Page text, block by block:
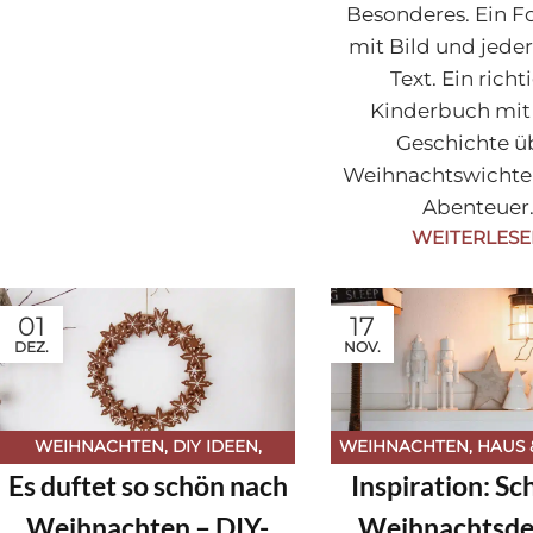
Besonderes. Ein
mit Bild und
Text. Ein
Kinderbuch
Geschichte
Abenteuer.
01
DEZ.
WEIHNACHTEN, DIY IDEEN,
JAHRESZEITEN, WEIHNACHTEN
Es duftet so schön nach
17
NOV.
WEIHNACHTEN, HAUS
JAHRESZEITEN,
Inspiration: